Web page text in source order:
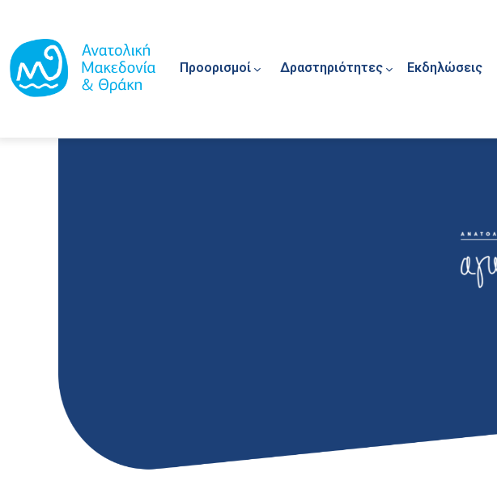
Προορισμοί Δραστηριότητες Εκδηλώσεις